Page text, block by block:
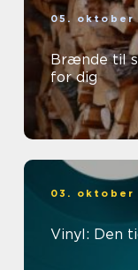
05. oktober
Brænde til
for dig
03. oktober
Vinyl: Den